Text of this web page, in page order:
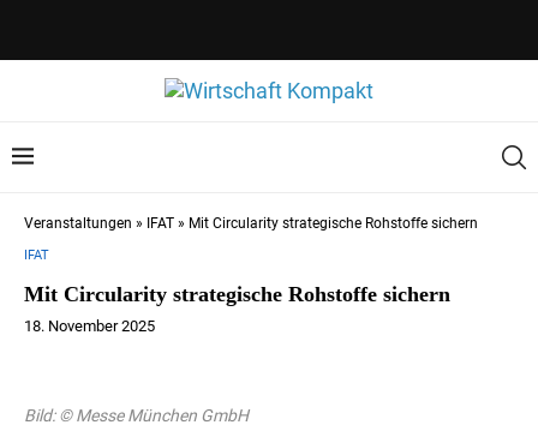
Veranstaltungen » IFAT » Mit Circularity strategische Rohstoffe sichern
IFAT
Mit Circularity strategische Rohstoffe sichern
18. November 2025
Bild: © Messe München GmbH